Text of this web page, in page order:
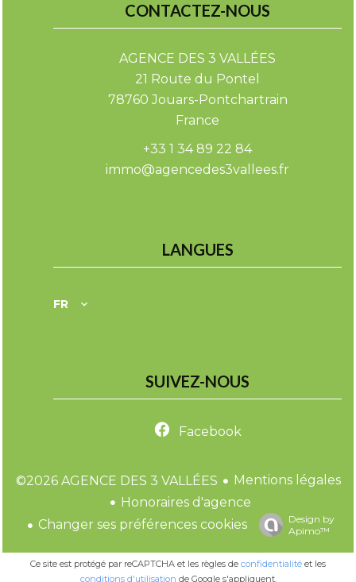
CONTACTEZ-NOUS
AGENCE DES 3 VALLÉES
21 Route du Pontel
78760 Jouars-Pontchartrain
France
+33 1 34 89 22 84
immo@agencedes3vallees.fr
LANGUES
FR
SUIVEZ-NOUS
Facebook
©2026 AGENCE DES 3 VALLÉES
Mentions légales
Honoraires d'agence
Changer ses préférences cookies
Design by
Apimo™
Ce site est protégé par reCAPTCHA et les règles de confidentialité et les
conditions d'utilisation de Google s'appliquent.